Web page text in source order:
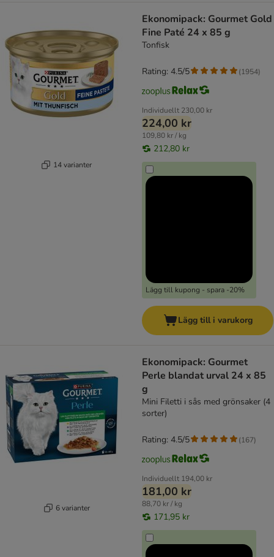
14 varianter
Ekonomipack: Gourmet Gold
Fine Paté 24 x 85 g
Tonfisk
Individuellt 230,00 kr
224,00 kr
109,80 kr / kg
212,80 kr
Lägg till kupong - spara -20%
Rating: 4.5/5 (1954)
Lägg till i varukorg
6 varianter
Ekonomipack: Gourmet
Perle blandat urval 24 x 85
g
Mini Filetti i sås med grönsaker (4
sorter)
Individuellt 194,00 kr
181,00 kr
88,70 kr / kg
171,95 kr
Rating: 4.5/5 (167)